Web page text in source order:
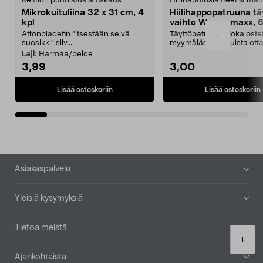
-
+
Mikrokuituliina 32 x 31 cm, 4
kpl
Aftonbladetin "itsestään selvä
suosikki" siiv...
Laji: Harmaa/beige
3,99
Lisää ostoskoriin
Hiilihappopatruuna
vaihto Wassermaxx,
Täyttöpatruuna, joka
myymälästä – muista
3,00
Lisää ostoskoriin
Alatunniste
Asiakaspalvelu
Yleisiä kysymyksiä
Tietoa meistä
Ajankohtaista